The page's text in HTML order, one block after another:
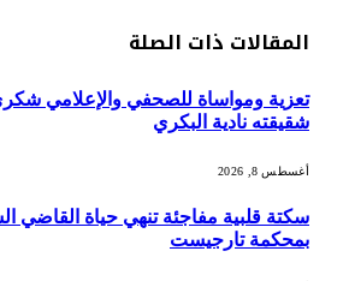
المقالات ذات الصلة
تعزية ومواساة للصحفي والإعلامي
شقيقته نادية البكري
أغسطس 8, 2026
سكتة قلبية مفاجئة تنهي حياة القاضي
بمحكمة تارجيست